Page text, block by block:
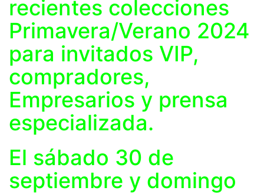
recientes colecciones
Primavera/Verano 2024
para invitados VIP,
compradores,
Empresarios y prensa
especializada.
El sábado 30 de
septiembre y domingo